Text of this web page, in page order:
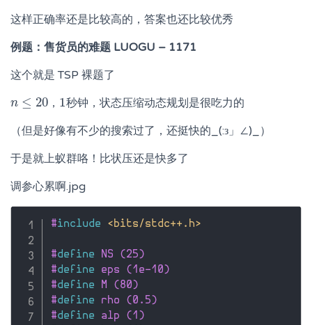
这样正确率还是比较高的，答案也还比较优秀
例题：售货员的难题 LUOGU – 1171
这个就是 TSP 裸题了
n ≤ 20
n≤20 ， 1
1秒钟，状态压缩动态规划是很吃力的
（但是好像有不少的搜索过了，还挺快的_(:з」∠)_）
于是就上蚁群咯！比状压还是快多了
调参心累啊.jpg
#include <bits/stdc++.h>
#define NS (25)
#define eps (1e-10)
#define M (80)
#define rho (0.5)
#define alp (1)